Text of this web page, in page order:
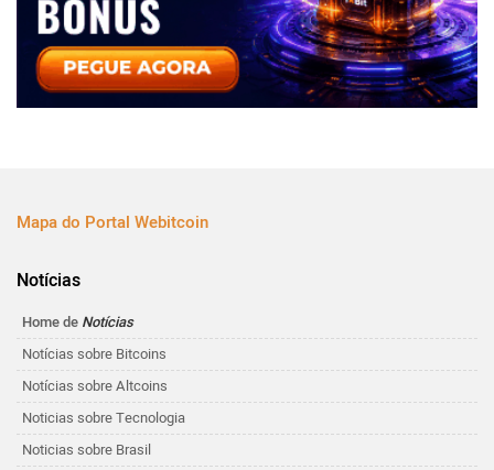
Mapa do Portal Webitcoin
Notícias
Home de Notícias
Notícias sobre Bitcoins
Notícias sobre Altcoins
Noticias sobre Tecnologia
Noticias sobre Brasil